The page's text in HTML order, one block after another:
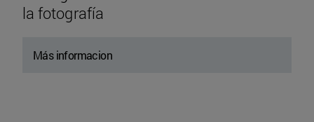
la fotografía
Más informacion